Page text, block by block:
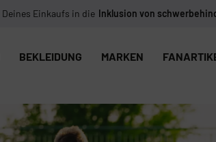
Deines Einkaufs in die Inklusion von
BEKLEIDUNG MARKEN